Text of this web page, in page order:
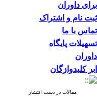
برای داوران
ثبت نام و اشتراک
تماس با ما
تسهیلات پایگاه
داوران
ابر کلیدوازگان
مقالات در دست انتشار